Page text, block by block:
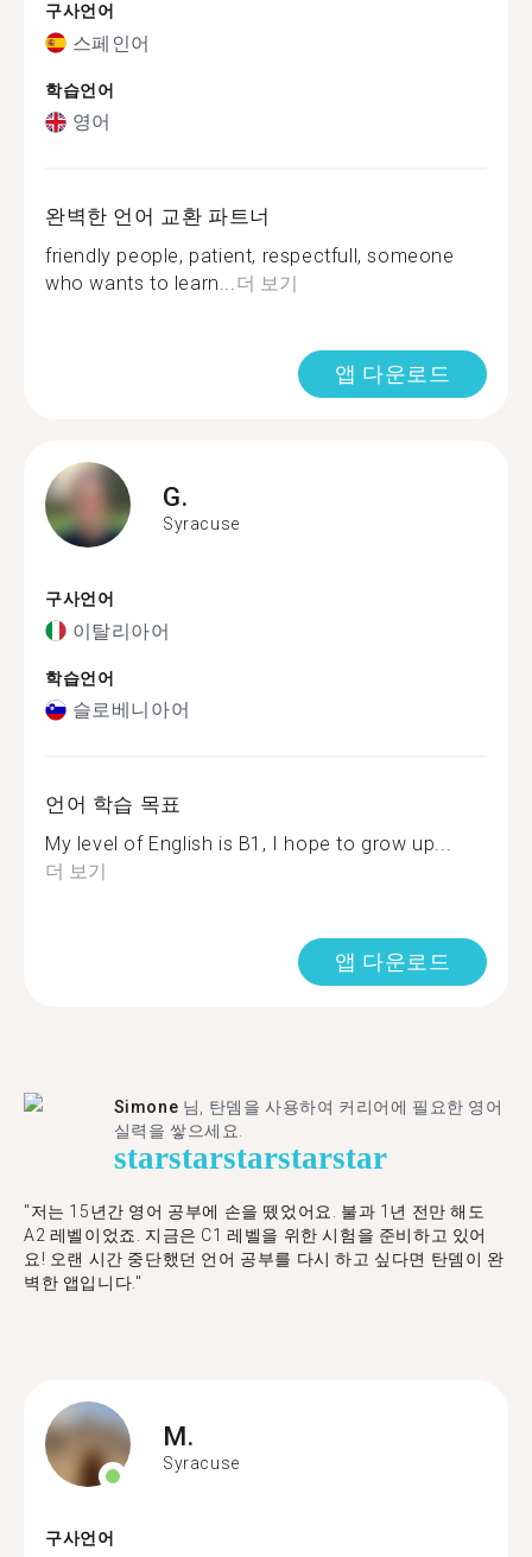
구사언어
스페인어
학습언어
영어
완벽한 언어 교환 파트너
friendly people, patient, respectfull, someone
who wants to learn...더 보기
앱 다운로드
G.
Syracuse
구사언어
이탈리아어
학습언어
슬로베니아어
언어 학습 목표
My level of English is B1, I hope to grow up...
더 보기
앱 다운로드
Simone 님, 탄뎀을 사용하여 커리어에 필요한 영어
실력을 쌓으세요.
starstarstarstarstar
"저는 15년간 영어 공부에 손을 뗐었어요. 불과 1년 전만 해도
A2 레벨이었죠. 지금은 C1 레벨을 위한 시험을 준비하고 있어
요! 오랜 시간 중단했던 언어 공부를 다시 하고 싶다면 탄뎀이 완
벽한 앱입니다."
M.
Syracuse
구사언어